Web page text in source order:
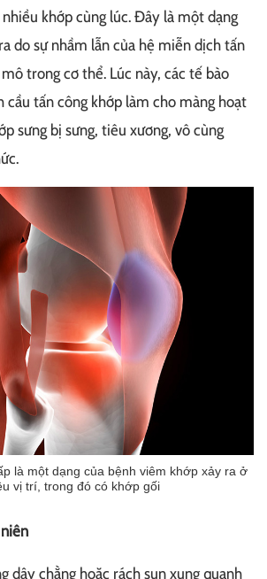
khớp cùng lúc. Đây là một dạng
do sự nhầm lẫn của hệ miễn dịch tấn
trong cơ thể. Lúc này, các tế bào
cầu tấn công khớp làm cho màng hoạt
sưng bị sưng, tiêu xương, vô cùng
là một dạng của bệnh viêm khớp xảy ra ở
vị trí, trong đó có khớp gối
dây chằng hoặc rách sụn xung quanh